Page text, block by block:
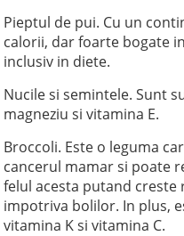
Pieptul de pui. Cu un
calorii, dar foarte bogate
inclusiv in diete.
Nucile si semintele. Sunt
magneziu si vitamina E.
Broccoli. Este o leguma
cancerul mamar si poate
felul acesta putand
impotriva bolilor. In plus,
vitamina K si vitamina C.